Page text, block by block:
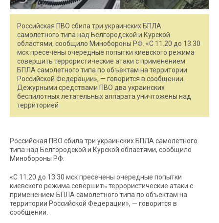
Российская ПВО сбила три украинских БПЛА
самолетного типа над Белгородской и Курской
областями, сообщило Минобороны РФ. «С 11.20 до 13.30
мск пресечены очередные попытки киевского режима
совершить террористические атаки c применением
БПЛА самолетного типа по объектам на территории
Российской Федерации», — говорится в сообщении.
Дежурными средствами ПВО два украинских
беспилотных летательных аппарата уничтожены над
территорией
Российская ПВО сбила три украинских БПЛА самолетного
типа над Белгородской и Курской областями, сообщило
Минобороны РФ.
«С 11.20 до 13.30 мск пресечены очередные попытки
киевского режима совершить террористические атаки c
применением БПЛА самолетного типа по объектам на
территории Российской Федерации», — говорится в
сообщении.